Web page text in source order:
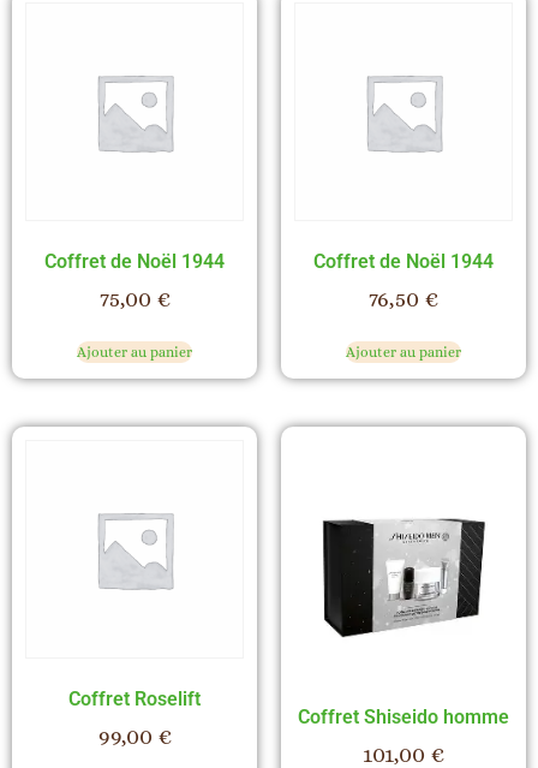
Coffret de Noël 1944
75,00 €
Ajouter au panier
Coffret de Noël 1944
76,50 €
Ajouter au panier
Coffret Roselift
99,00 €
Coffret Shiseido homme
101,00 €